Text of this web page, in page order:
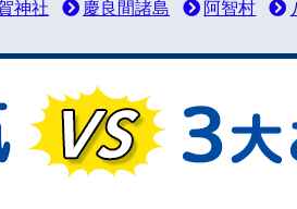
神社 慶良間諸島 阿智村